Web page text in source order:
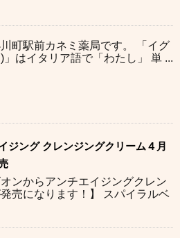
町駅前カネミ薬局です。 「イグ
」はイタリア語で「わたし」 単 ...
ジング クレンジングクリーム４月
オンからアンチエイジングクレン
売になります！】 スパイラルベ